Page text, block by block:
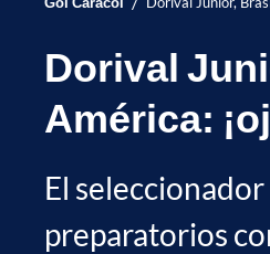
Dorival
América:
El
preparatorios